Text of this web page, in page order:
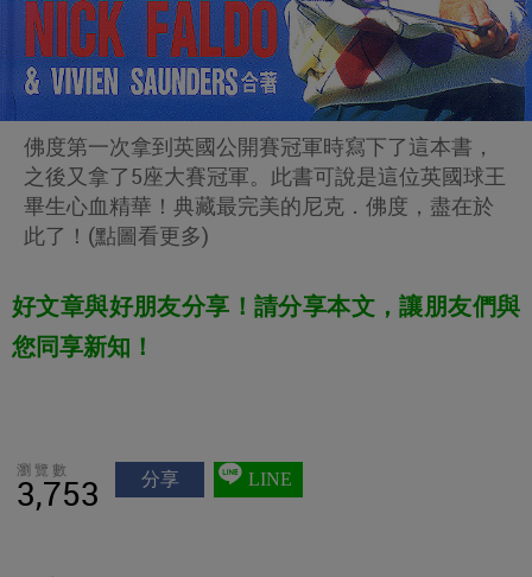
佛度第一次拿到英國公開賽冠軍時寫下了這本書，
之後又拿了5座大賽冠軍。此書可說是這位英國球王
畢生心血精華！典藏最完美的尼克．佛度，盡在於
此了！(點圖看更多)
好文章與好朋友分享！請分享本文，讓朋友們與
您同享新知！
瀏覽數
3,753 分享 LINE